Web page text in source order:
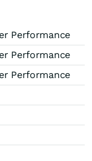
Performance
Performance
Performance